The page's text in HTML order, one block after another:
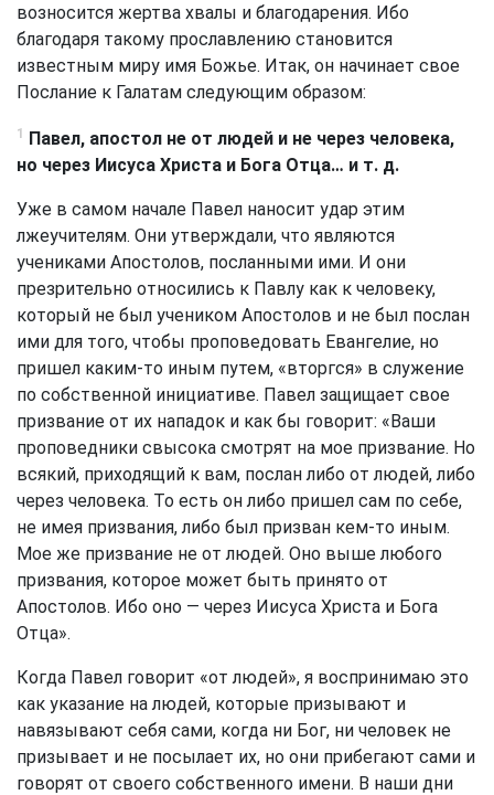
возносится жертва хвалы и благодарения. Ибо
благодаря такому прославлению становится
известным миру имя Божье. Итак, он начинает свое
Послание к Галатам следующим образом:
1 Павел, апостол не от людей и не через человека,
но через Иисуса Христа и Бога Отца… и т. д.
Уже в самом начале Павел наносит удар этим
лжеучителям. Они утверждали, что являются
учениками Апостолов, посланными ими. И они
презрительно относились к Павлу как к человеку,
который не был учеником Апостолов и не был послан
ими для того, чтобы проповедовать Евангелие, но
пришел каким-то иным путем, «вторгся» в служение
по собственной инициативе. Павел защищает свое
призвание от их нападок и как бы говорит: «Ваши
проповедники свысока смотрят на мое призвание. Но
всякий, приходящий к вам, послан либо от людей, либо
через человека. То есть он либо пришел сам по себе,
не имея призвания, либо был призван кем-то иным.
Мое же призвание не от людей. Оно выше любого
призвания, которое может быть принято от
Апостолов. Ибо оно — через Иисуса Христа и Бога
Отца».
Когда Павел говорит «от людей», я воспринимаю это
как указание на людей, которые призывают и
навязывают себя сами, когда ни Бог, ни человек не
призывает и не посылает их, но они прибегают сами и
говорят от своего собственного имени. В наши дни